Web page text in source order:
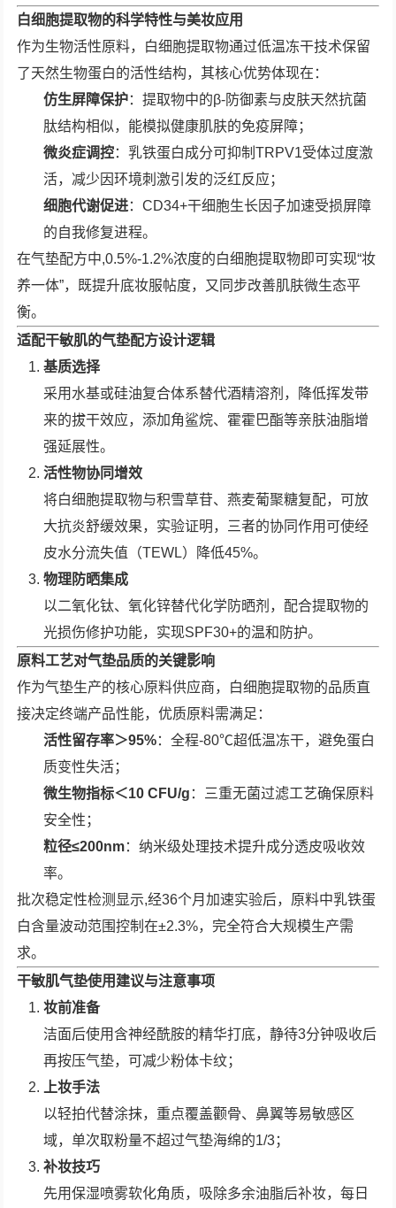
白细胞提取物的科学特性与美妆应用
作为生物活性原料，白细胞提取物通过低温冻干技术保留
了天然生物蛋白的活性结构，其核心优势体现在：
仿生屏障保护：提取物中的β-防御素与皮肤天然抗菌
肽结构相似，能模拟健康肌肤的免疫屏障；
微炎症调控：乳铁蛋白成分可抑制TRPV1受体过度激
活，减少因环境刺激引发的泛红反应；
细胞代谢促进：CD34+干细胞生长因子加速受损屏障
的自我修复进程。
在气垫配方中,0.5%-1.2%浓度的白细胞提取物即可实现“妆
养一体”，既提升底妆服帖度，又同步改善肌肤微生态平
衡。
适配干敏肌的气垫配方设计逻辑
基质选择
采用水基或硅油复合体系替代酒精溶剂，降低挥发带
来的拔干效应，添加角鲨烷、霍霍巴酯等亲肤油脂增
强延展性。
活性物协同增效
将白细胞提取物与积雪草苷、燕麦葡聚糖复配，可放
大抗炎舒缓效果，实验证明，三者的协同作用可使经
皮水分流失值（TEWL）降低45%。
物理防晒集成
以二氧化钛、氧化锌替代化学防晒剂，配合提取物的
光损伤修护功能，实现SPF30+的温和防护。
原料工艺对气垫品质的关键影响
作为气垫生产的核心原料供应商，白细胞提取物的品质直
接决定终端产品性能，优质原料需满足：
活性留存率＞95%：全程-80℃超低温冻干，避免蛋白
质变性失活；
微生物指标＜10 CFU/g ：三重无菌过滤工艺确保原料
安全性；
粒径≤200nm：纳米级处理技术提升成分透皮吸收效
率。
批次稳定性检测显示,经36个月加速实验后，原料中乳铁蛋
白含量波动范围控制在±2.3%，完全符合大规模生产需
求。
干敏肌气垫使用建议与注意事项
妆前准备
洁面后使用含神经酰胺的精华打底，静待3分钟吸收后
再按压气垫，可减少粉体卡纹；
上妆手法
以轻拍代替涂抹，重点覆盖颧骨、鼻翼等易敏感区
域，单次取粉量不超过气垫海绵的1/3；
补妆技巧
先用保湿喷雾软化角质，吸除多余油脂后补妆，每日